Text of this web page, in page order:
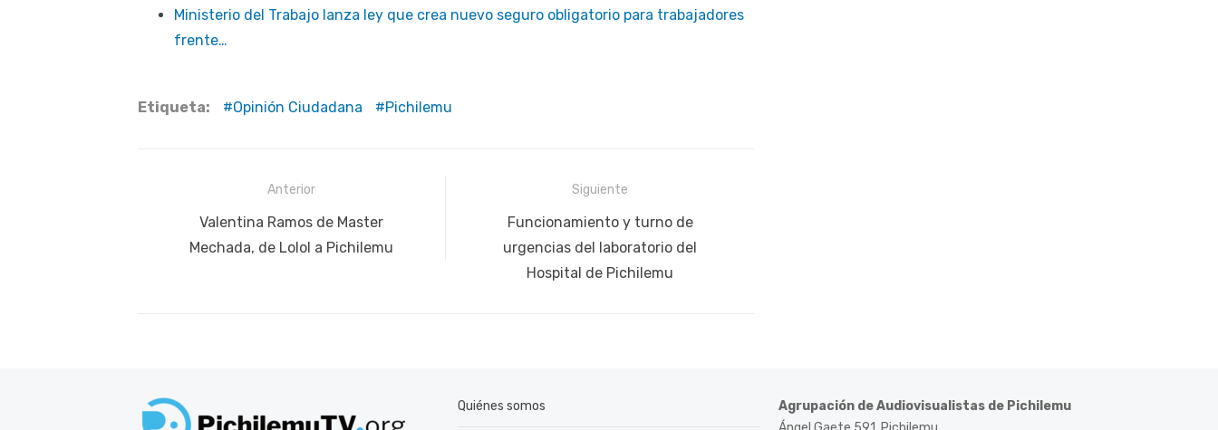
Ministerio del Trabajo lanza ley que crea nuevo seguro obligatorio para trabajadores
frente…
Etiqueta: Opinión Ciudadana Pichilemu
Navegación
entradas
Anterior
Publicación
anterior:
Valentina Ramos de Master
Mechada, de Lolol a Pichilemu
Siguiente
Siguiente
publicación:
Funcionamiento y turno de
urgencias del laboratorio del
Hospital de Pichilemu
Quiénes somos
Agrupación de Audiovisualistas de Pichilemu